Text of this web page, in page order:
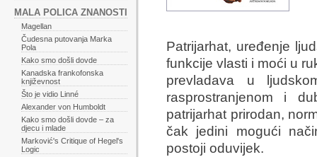
MALA POLICA ZNANOSTI
Magellan
Čudesna putovanja Marka
Pola
Kako smo došli dovde
Kanadska frankofonska
književnost
Što je vidio Linné
Alexander von Humboldt
Kako smo došli dovde – za
djecu i mlade
Marković's Critique of Hegel's
Logic
Patrijarhat, uređenje
funkcije vlasti i moći u
prevladava u
rasprostranjenom i
patrijarhat prirodan,
čak jedini mogući
postoji oduvijek.